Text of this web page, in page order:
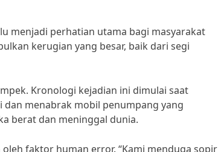
menjadi perhatian utama bagi masyarakat
kerugian yang besar, baik dari segi
Kronologi kejadian ini dimulai saat
menabrak mobil penumpang yang
berat dan meninggal dunia.
faktor human error. “Kami menduga sopir